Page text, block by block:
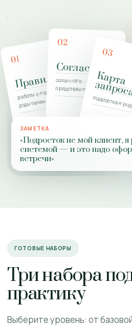
01
Правила
работы с подростком и
родителем
02
Согласие
законного
представителя
03
К
а
р
т
а
а
п
р
о
с
подростка и
ЗАМЕТКА
«Подросток не мой клиент,
системой — и это надо
встречи»
ГОТОВЫЕ НАБОРЫ
Три набора
практику
Выберите уровень: от